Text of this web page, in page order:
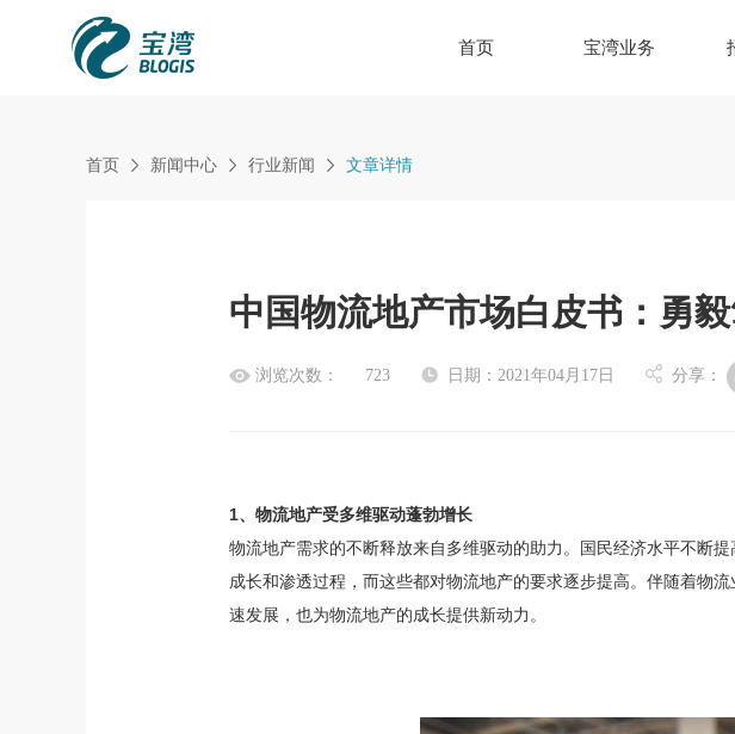
首页 宝湾业务
首页 新闻中心 行业新闻 文章详情
中国物流地产市场白皮书：勇
浏览次数： 723 日期：2021年04月17日 分享：
1、物流地产受多维驱动蓬勃增长
物流地产需求的不断释放来自多维驱动的助力。国民经济水平不断
成长和渗透过程，而这些都对物流地产的要求逐步提高。伴随着物
速发展，也为物流地产的成长提供新动力。